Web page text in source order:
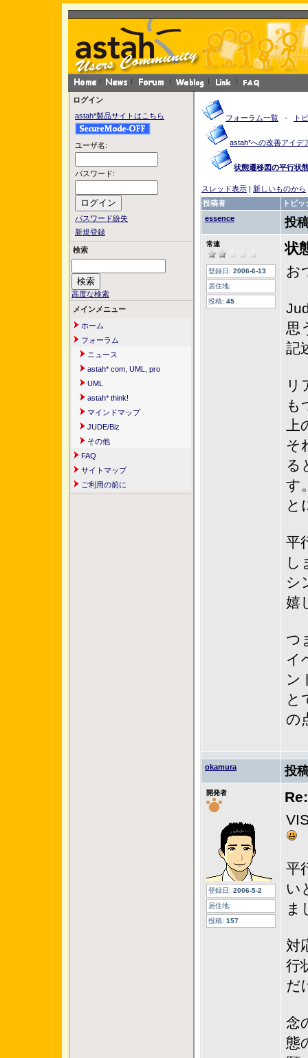
ログイン
astah*製品サイトはこちら
ユーザ名:
パスワード:
パスワード紛失
新規登録
検索
高度な検索
メインメニュー
ホーム
フォーラム
ニュース
astah* com, UML, pro
UML
astah* think!
マインドマップ
JUDE/Biz
その他
FAQ
サイトマップ
ご利用の前に
フォーラム一覧 - ト
astah*への改善アイデ
状態遷移図の平行状
スレッド表示 | 新しいものから
投稿者
トピッ
essence
投
常連
登録日: 2006-6-13
居住地:
投稿: 45
状
お
思
記
リ
も
上
そ
る
す
と
平
し
シ
嬉
つ
イ
ン
と
の
okamura 投
開発者
登録日: 2006-5-2
居住地:
投稿: 157
平
い
ま
対
行
だ
念
態